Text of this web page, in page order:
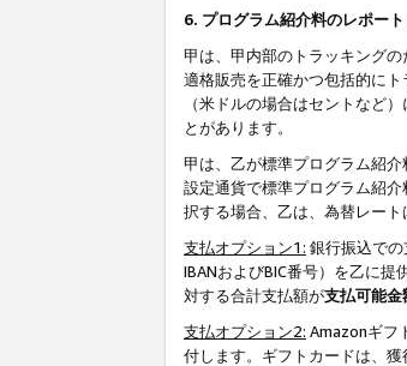
6. プログラム紹介料のレポー
甲は、甲内部のトラッキング
適格販売を正確かつ包括的に
（米ドルの場合はセントなど
とがあります。
甲は、乙が標準プログラム紹
設定通貨で標準プログラム紹
択する場合、乙は、為替レー
支払オプション1: 銀行振込で
IBANおよびBIC番号）を乙に
対する合計支払額が支払可能金
支払オプション2: Amazonギフ
付します。ギフトカードは、